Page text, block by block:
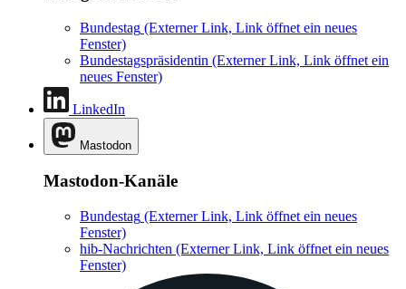
Bundestag (Externer Link, Link öffnet ein neues
Fenster)
Bundestagspräsidentin (Externer Link, Link öffnet ein
neues Fenster)
LinkedIn
Mastodon
Mastodon-Kanäle
Bundestag (Externer Link, Link öffnet ein neues
Fenster)
hib-Nachrichten (Externer Link, Link öffnet ein neues
Fenster)